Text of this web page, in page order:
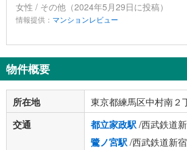
女性 / その他（2024年5月29日に投稿）
情報提供： マンションレビュー
物件概要
所在地 東京都練馬区中村南２
交通 都立家政駅/西武鉄道
鷺ノ宮駅/西武鉄道新